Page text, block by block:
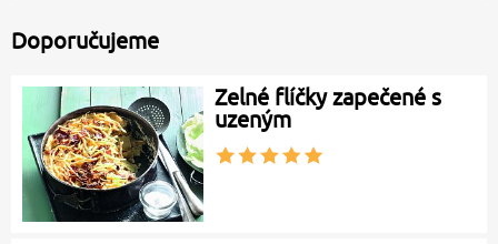
Doporučujeme
Zelné flíčky zapečené s
uzeným